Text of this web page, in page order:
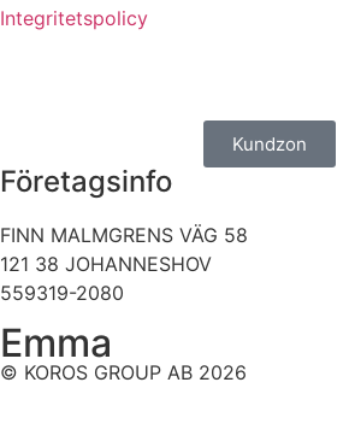
Integritetspolicy
Kundzon
Företagsinfo
FINN MALMGRENS VÄG 58
121 38 JOHANNESHOV
559319-2080
Emma
© KOROS GROUP AB 2026